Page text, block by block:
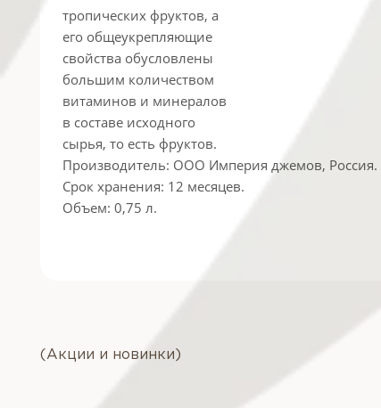
тропических фруктов, а
его общеукрепляющие
свойства обусловлены
большим количеством
витаминов и минералов
в составе исходного
сырья, то есть фруктов.
Производитель: ООО Империя джемов, Россия.
Срок хранения: 12 месяцев.
Объем: 0,75 л.
(Акции и новинки)